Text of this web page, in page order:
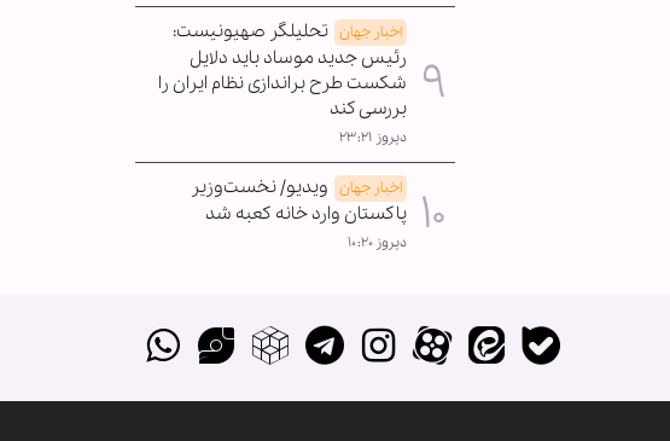
اخبار جهان تحلیلگر صهیونیست:
رئیس جدید موساد باید دلایل
شکست طرح براندازی نظام ایران را
بررسی کند
دیروز ۲۳:۲۱
اخبار جهان ویدیو/ نخست‌وزیر
پاکستان وارد خانه کعبه شد
دیروز ۱۰:۲۰